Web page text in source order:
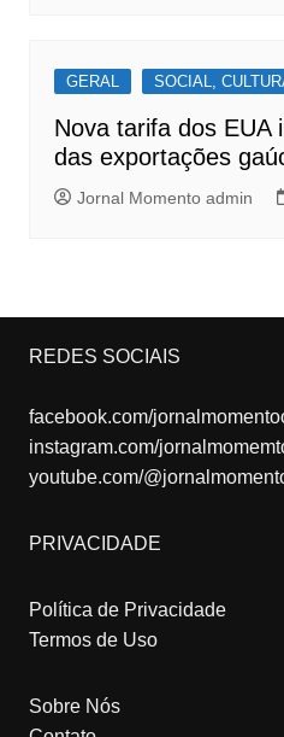
GERAL SOCIAL,
Nova tarifa dos EUA
das exportações
Jornal Momento admin
REDES SOCIAIS
facebook.com/
instagram.com/
youtube.com/
PRIVACIDADE
Política de Privacidade
Termos de Uso
Sobre Nós